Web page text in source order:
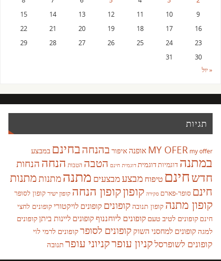
9
10
11
12
13
14
15
16
17
18
19
20
21
22
23
24
25
26
27
28
29
30
31
« יול
תגיות
MY OFER my offer אופנהאיפור בהנחהבחינם במבצע
במתנה דוגמיותדוגמית דוגמית חינם הטבה הטבות הנחה הנחות
חדשחינם טיפוח מבצעמבצעים מתנהמתנותמתנות
חינם סופר-פארם סקירה קופוןקופון הנחה קופון ישיר קופון לסופר
קופון מתנה קופון תנובה קופונים קופונים לויקטורי קופונים לחצי
חינם קופונים לטיב טעם קופונים ליוחננוףקופונים ליינות ביתןקופונים
למגה קופונים למחסני השוק קופונים לסופרקופונים לרמי לוי
קופונים לשופרסלקניון עופרקניוני עופרתנובה